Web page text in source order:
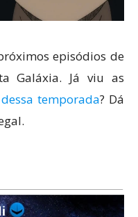
episódios de
Galáxia. Já viu as
temporada? Dá